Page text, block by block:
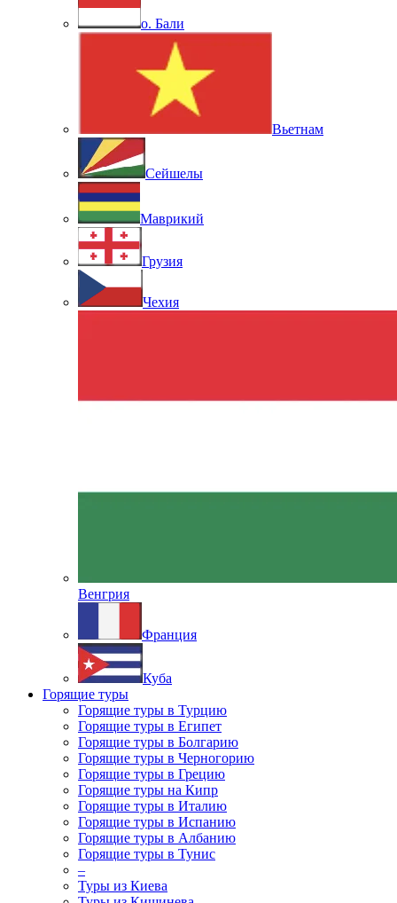
о. Бали
Вьетнам
Сейшелы
Маврикий
Грузия
Чехия
Венгрия
Франция
Куба
Горящие туры
Горящие туры в Турцию
Горящие туры в Египет
Горящие туры в Болгарию
Горящие туры в Черногорию
Горящие туры в Грецию
Горящие туры на Кипр
Горящие туры в Италию
Горящие туры в Испанию
Горящие туры в Албанию
Горящие туры в Тунис
–
Туры из Киева